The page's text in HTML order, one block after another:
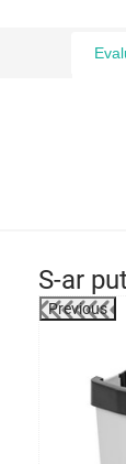
S-ar
Previous